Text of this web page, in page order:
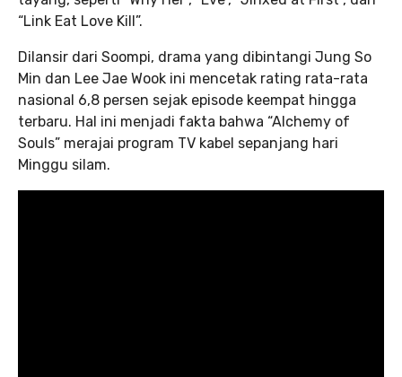
“Link Eat Love Kill”.
Dilansir dari Soompi, drama yang dibintangi Jung So
Min dan Lee Jae Wook ini mencetak rating rata-rata
nasional 6,8 persen sejak episode keempat hingga
terbaru. Hal ini menjadi fakta bahwa “Alchemy of
Souls” merajai program TV kabel sepanjang hari
Minggu silam.